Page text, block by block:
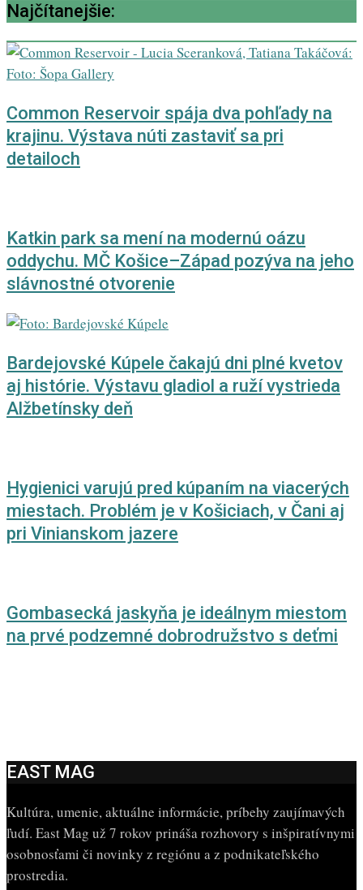
Najčítanejšie:
Common Reservoir spája dva pohľady na
krajinu. Výstava núti zastaviť sa pri
detailoch
Katkin park sa mení na modernú oázu
oddychu. MČ Košice–Západ pozýva na jeho
slávnostné otvorenie
Bardejovské Kúpele čakajú dni plné kvetov
aj histórie. Výstavu gladiol a ruží vystrieda
Alžbetínsky deň
Hygienici varujú pred kúpaním na viacerých
miestach. Problém je v Košiciach, v Čani aj
pri Vinianskom jazere
Gombasecká jaskyňa je ideálnym miestom
na prvé podzemné dobrodružstvo s deťmi
EAST MAG
Kultúra, umenie, aktuálne informácie, príbehy zaujímavých
ľudí. East Mag už 7 rokov prináša rozhovory s inšpiratívnymi
osobnosťami či novinky z regiónu a z podnikateľského
prostredia.